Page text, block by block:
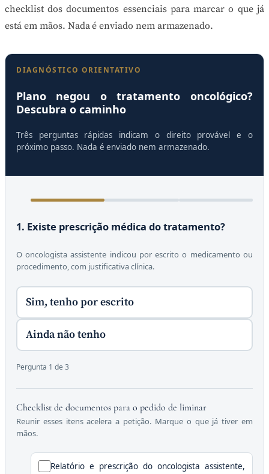
checklist dos documentos essenciais para marcar o que já
está em mãos. Nada é enviado nem armazenado.
DIAGNÓSTICO ORIENTATIVO
Plano negou o tratamento oncológico?
Descubra o caminho
Três perguntas rápidas indicam o direito provável e o
próximo passo. Nada é enviado nem armazenado.
1. Existe prescrição médica do tratamento?
O oncologista assistente indicou por escrito o medicamento ou
procedimento, com justificativa clínica.
Sim, tenho por escrito
Ainda não tenho
Pergunta 1 de 3
Checklist de documentos para o pedido de liminar
Reunir esses itens acelera a petição. Marque o que já tiver em
mãos.
Relatório e prescrição do oncologista assistente,